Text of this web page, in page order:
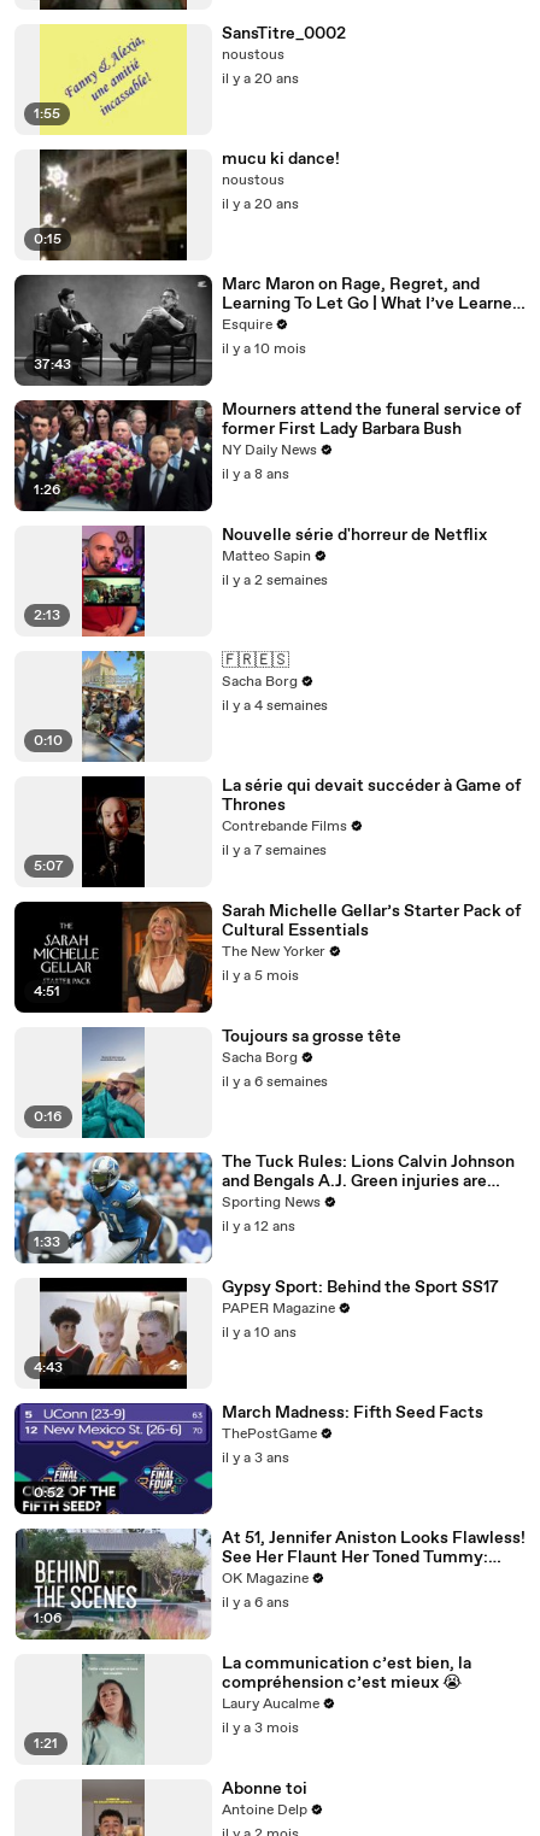
1:55
SansTitre_0002
noustous
il y a 20 ans
0:15
mucu ki dance!
noustous
il y a 20 ans
37:43
Marc Maron on Rage, Regret, and
Learning To Let Go | What I’ve Learned
| Esquire
Esquire
il y a 10 mois
1:26
Mourners attend the funeral service of
former First Lady Barbara Bush
NY Daily News
il y a 8 ans
2:13
Nouvelle série d'horreur de Netflix
Matteo Sapin
il y a 2 semaines
0:10
🇫🇷🇪🇸
Sacha Borg
il y a 4 semaines
5:07
La série qui devait succéder à Game of
Thrones
Contrebande Films
il y a 7 semaines
4:51
Sarah Michelle Gellar’s Starter Pack of
Cultural Essentials
The New Yorker
il y a 5 mois
0:16
Toujours sa grosse tête
Sacha Borg
il y a 6 semaines
1:33
The Tuck Rules: Lions Calvin Johnson
and Bengals A.J. Green injuries are
significant
Sporting News
il y a 12 ans
4:43
Gypsy Sport: Behind the Sport SS17
PAPER Magazine
il y a 10 ans
0:52
March Madness: Fifth Seed Facts
ThePostGame
il y a 3 ans
1:06
At 51, Jennifer Aniston Looks Flawless!
See Her Flaunt Her Toned Tummy:
Photos
OK Magazine
il y a 6 ans
1:21
La communication c’est bien, la
compréhension c’est mieux 😭
Laury Aucalme
il y a 3 mois
Abonne toi
Antoine Delp